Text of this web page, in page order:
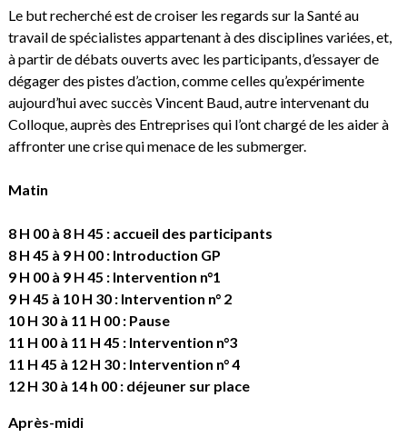
Le but recherché est de croiser les regards sur la Santé au
travail de spécialistes appartenant à des disciplines variées, et,
à partir de débats ouverts avec les participants, d’essayer de
dégager des pistes d’action, comme celles qu’expérimente
aujourd’hui avec succès Vincent Baud, autre intervenant du
Colloque, auprès des Entreprises qui l’ont chargé de les aider à
affronter une crise qui menace de les submerger.
Matin
8 H 00 à 8 H 45 : accueil des participants
8 H 45 à 9 H 00 : Introduction GP
9 H 00 à 9 H 45 : Intervention n°1
9 H 45 à 10 H 30 : Intervention n° 2
10 H 30 à 11 H 00 : Pause
11 H 00 à 11 H 45 : Intervention n°3
11 H 45 à 12 H 30 : Intervention n° 4
12 H 30 à 14 h 00 : déjeuner sur place
Après-midi